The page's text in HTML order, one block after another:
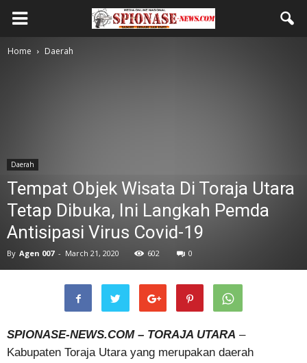
Home Daerah
Daerah
Tempat Objek Wisata Di Toraja Utara
Tetap Dibuka, Ini Langkah Pemda
Antisipasi Virus Covid-19
By Agen 007 - March 21, 2020 602 0
SPIONASE-NEWS.COM – TORAJA UTARA –
Kabupaten Toraja Utara yang merupakan daerah